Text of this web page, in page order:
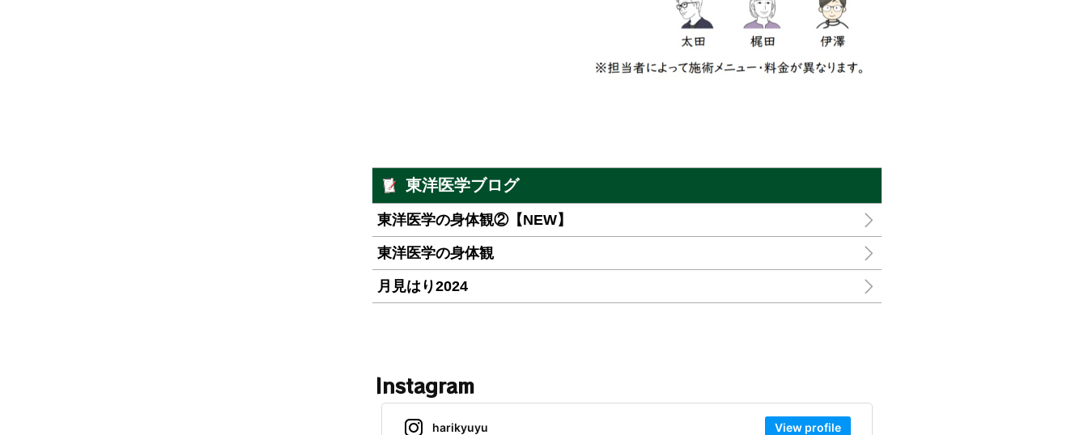
東洋医学ブログ
東洋医学の身体観②【NEW】
東洋医学の身体観
月見はり2024
Instagram
harikyuyu View profile